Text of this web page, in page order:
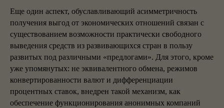
Еще один аспект, обуславливающий асимметричность
получения выгод от экономических отношений связан с
существованием возможности практически свободного
выведения средств из развивающихся стран в пользу
развитых под различными «предлогами». Для этого, кроме
уже упомянутых: не эквивалентного обмена, режимов
конвертированности валют и дифференциации
процентных ставок, внедрен такой механизм, как
обеспечение функционирования анонимных компаний